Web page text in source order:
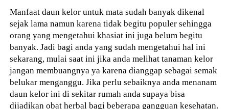
Manfaat daun kelor untuk mata sudah banyak dikenal
sejak lama namun karena tidak begitu populer sehingga
orang yang mengetahui khasiat ini juga belum begitu
banyak. Jadi bagi anda yang sudah mengetahui hal ini
sekarang, mulai saat ini jika anda melihat tanaman kelor
jangan membuangnya ya karena dianggap sebagai semak
belukar menganggu. Jika perlu sebaiknya anda menanam
daun kelor ini di sekitar rumah anda supaya bisa
dijadikan obat herbal bagi beberapa gangguan kesehatan.